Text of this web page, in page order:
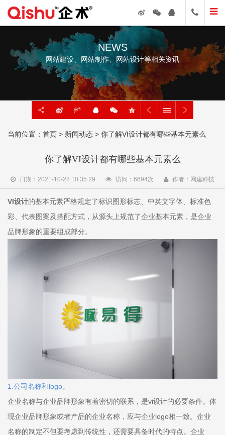
NEWS
网站建设、网站制作、网站设计等相关资讯
当前位置： 首页 > 新闻动态 > 你了解VI设计都有哪些基本元素么
你了解VI设计都有哪些基本元素么
日期：2021-10-28 10:35:29 访问： 6694次 作者：网建科技
VI设计的基本元素严格规定了标识图形标志、中英文字体、标准色
彩、代表图案及搭配方式，从源头上规范了企业基本元素，是企业
品牌形象的重要组成部分。
1.公司名称和logo。
企业名称与企业品牌形象有着密切的联系，是vi设计的必要条件。体
现企业品牌形象或者产品的企业名称，应与企业logo相一致。企业
名称的制定不但要考虑到传统性，还需要具备时代的特点。企业